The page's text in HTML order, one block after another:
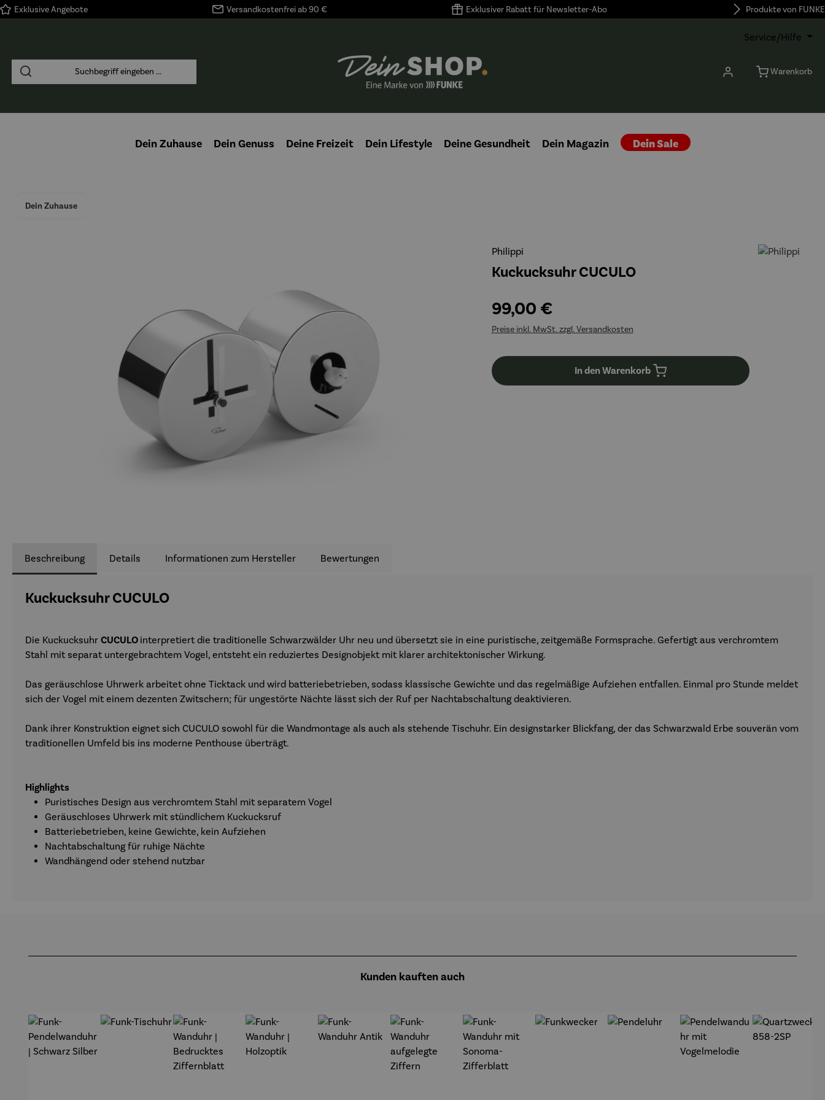
Zur Hauptnavigation springen
Exklusive Angebote Versandkostenfrei ab 90 € Exklusiver Rabatt für Newsletter-Abo Produkte von FUNKE
Service/Hilfe
Warenkorb
Dein Zuhause Dein Genuss Deine Freizeit Dein Lifestyle Deine Gesundheit Dein Magazin Dein Sale
Dein Zuhause
Philippi
Kuckucksuhr CUCULO
99,00 €
Preise inkl. MwSt. zzgl. Versandkosten
In den Warenkorb
Beschreibung Details Informationen zum Hersteller Bewertungen
Kuckucksuhr CUCULO
Die Kuckucksuhr CUCULO interpretiert die traditionelle Schwarzwälder Uhr neu und übersetzt sie in eine puristische, zeitgemäße Formsprache. Gefertigt aus verchromtem
Stahl mit separat untergebrachtem Vogel, entsteht ein reduziertes Designobjekt mit klarer architektonischer Wirkung.
Das geräuschlose Uhrwerk arbeitet ohne Ticktack und wird batteriebetrieben, sodass klassische Gewichte und das regelmäßige Aufziehen entfallen. Einmal pro Stunde meldet
sich der Vogel mit einem dezenten Zwitschern; für ungestörte Nächte lässt sich der Ruf per Nachtabschaltung deaktivieren.
Dank ihrer Konstruktion eignet sich CUCULO sowohl für die Wandmontage als auch als stehende Tischuhr. Ein designstarker Blickfang, der das Schwarzwald Erbe souverän vom
traditionellen Umfeld bis ins moderne Penthouse überträgt.
Highlights
Puristisches Design aus verchromtem Stahl mit separatem Vogel
Geräuschloses Uhrwerk mit stündlichem Kuckucksruf
Batteriebetrieben, keine Gewichte, kein Aufziehen
Nachtabschaltung für ruhige Nächte
Wandhängend oder stehend nutzbar
Kunden kauften auch